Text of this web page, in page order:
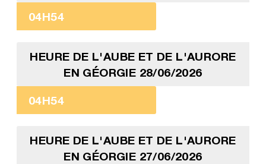
04H54
HEURE DE L'AUBE ET DE L'AURORE
EN GÉORGIE 28/06/2026
04H54
HEURE DE L'AUBE ET DE L'AURORE
EN GÉORGIE 27/06/2026